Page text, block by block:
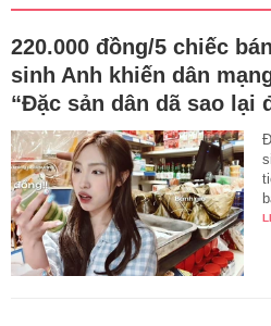
220.000 đồng/5 chiếc
sinh Anh khiến dân
“Đặc sản dân dã sao lại